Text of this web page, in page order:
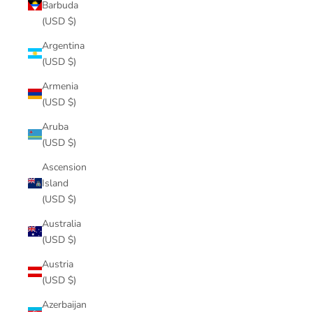
Barbuda
(USD $)
Argentina
(USD $)
Armenia
(USD $)
Aruba
(USD $)
Ascension
Island
(USD $)
Australia
(USD $)
Austria
(USD $)
Azerbaijan